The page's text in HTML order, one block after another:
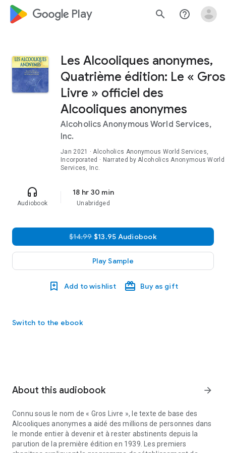
google_logo Play search help_outline
Les Alcooliques anonymes,
Quatrième édition: Le « Gros
Livre » officiel des
Alcooliques anonymes
Alcoholics Anonymous World Services,
Inc.
Jan 2021
· Alcoholics Anonymous World Services,
Incorporated · Narrated by Alcoholics Anonymous World
Services, Inc.
headphones
Audiobook
18 hr 30 min
Unabridged
$14.99$13.95 Audiobook
Play Sample
Add to wishlist Buy as gift
Switch to the ebook
About this audiobook arrow_forward
Connu sous le nom de « Gros Livre », le texte de base des
Alcooliques anonymes a aidé des millions de personnes dans
le monde entier à devenir et à rester abstinents depuis la
parution de la première édition en 1939. Les premiers